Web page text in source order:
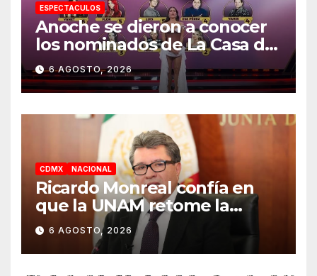
ESPECTACULOS
Anoche se dieron a conocer
los nominados de La Casa de
los Famosos México 2026 en
la segunda semana
6 AGOSTO, 2026
CDMX NACIONAL
Ricardo Monreal confía en
que la UNAM retome la
normalidad e inicie el
semestre mediante el
diálogo
6 AGOSTO, 2026